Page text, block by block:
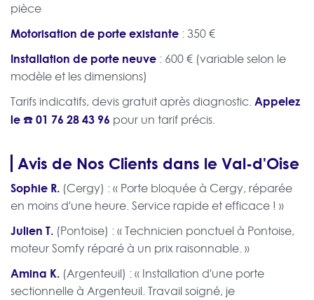
pièce
Motorisation de porte existante : 350 €
Installation de porte neuve : 600 € (variable selon le
modèle et les dimensions)
Tarifs indicatifs, devis gratuit après diagnostic.Appelez
le ☎️01 76 28 43 96 pour un tarif précis.
Avis de Nos Clients dans le Val-d'Oise
Sophie R. (Cergy) : « Porte bloquée à Cergy, réparée
en moins d'une heure. Service rapide et efficace ! »
Julien T. (Pontoise) : « Technicien ponctuel à Pontoise,
moteur Somfy réparé à un prix raisonnable. »
Amina K. (Argenteuil) : « Installation d'une porte
sectionnelle à Argenteuil. Travail soigné, je